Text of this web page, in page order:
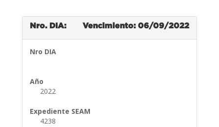
Nro. DIA: Vencimiento: 06/09/2022
Nro DIA
Año
2022
Expediente SEAM
4238